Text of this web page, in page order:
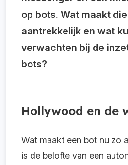
op bots. Wat maakt
aantrekkelijk en wat
verwachten bij de
bots?
Hollywood en de
Wat maakt een bot nu zo
is de belofte van een